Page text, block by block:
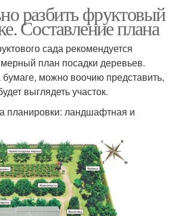
разбить фруктовый
Составление плана
сада рекомендуется
план посадки деревьев.
можно воочию представить,
выглядеть участок.
планировки: ландшафтная и